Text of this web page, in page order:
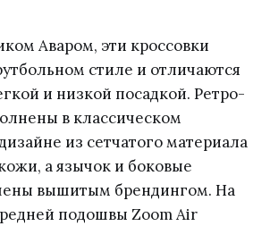
Аваром, эти кроссовки
стиле и отличаются
и низкой посадкой. Ретро-
в классическом
из сетчатого материала
а язычок и боковые
вышитым брендингом. На
подошвы Zoom Air